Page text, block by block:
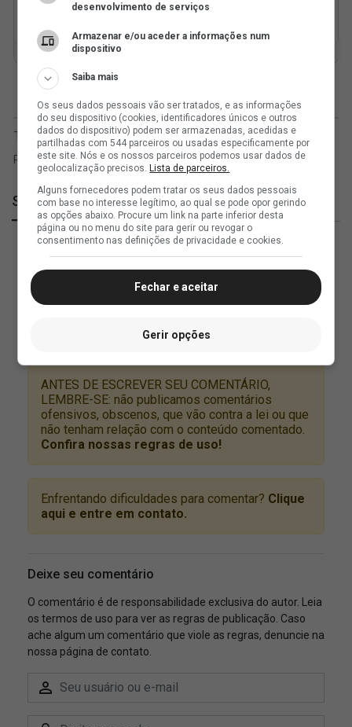
SuperVasco
desenvolvimento de serviços
Armazenar e/ou aceder a informações num
dispositivo
Saiba mais
Os seus dados pessoais vão ser tratados, e as informações
do seu dispositivo (cookies, identificadores únicos e outros
dados do dispositivo) podem ser armazenadas, acedidas e
partilhadas com 544 parceiros ou usadas especificamente por
este site. Nós e os nossos parceiros podemos usar dados de
geolocalização precisos. Lista de parceiros.
Alguns fornecedores podem tratar os seus dados pessoais
com base no interesse legítimo, ao qual se pode opor gerindo
as opções abaixo. Procure um link na parte inferior desta
página ou no menu do site para gerir ou revogar o
consentimento nas definições de privacidade e cookies.
Fechar e aceitar
Gerir opções